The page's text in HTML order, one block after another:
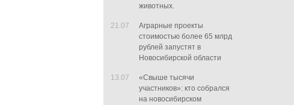
животных.
21.07
Аграрные проекты
стоимостью более 65 млрд
рублей запустят в
Новосибирской области
13.07
«Свыше тысячи
участников»: кто собрался
на новосибирском